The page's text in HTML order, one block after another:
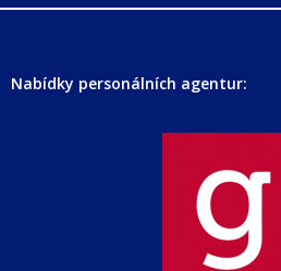
Nabídky personálních agentur: